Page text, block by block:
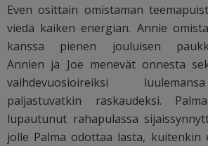
Even osittain omistaman
viedä kaiken energian. Annie
kanssa pienen jouluisen
Annien ja Joe menevät onnesta
vaihdevuosioireiksi
paljastuvatkin raskaudeksi.
lupautunut rahapulassa
jolle Palma odottaa lasta, kuitenkin